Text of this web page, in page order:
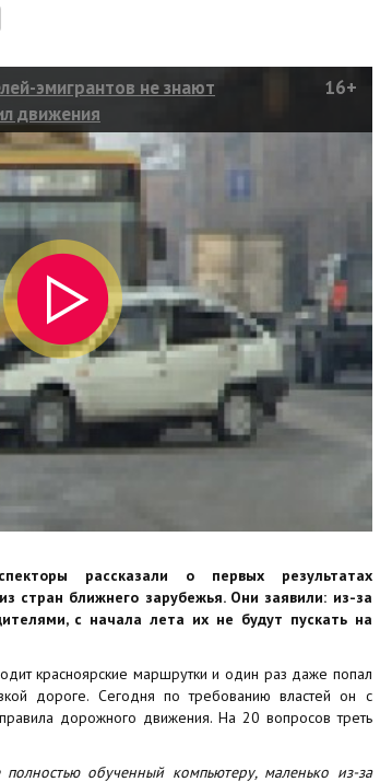
эмигрантов не знают
движения
16+
рассказали о первых результатах
стран ближнего зарубежья. Они заявили: из-за
с начала лета их не будут пускать на
красноярские маршрутки и один раз даже попал
дороге. Сегодня по требованию властей он с
дорожного движения. На 20 вопросов треть
обученный компьютеру, маленько из-за